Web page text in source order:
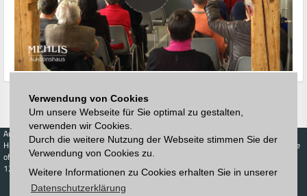
Verwendung von Cookies
Um unsere Webseite für Sie optimal zu gestalten,
verwenden wir Cookies.
Durch die weitere Nutzung der Webseite stimmen Sie der
Verwendung von Cookies zu.
Weitere Informationen zu Cookies erhalten Sie in unserer
Datenschutzerklärung
Auctions
Highest acceptance
of bids
123. Auktion
Schedule
Catalog
Buy
Live-Auction
Calendar
Sell
Price Database
Highest acceptance
Auction house